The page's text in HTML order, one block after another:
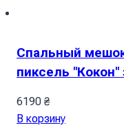
Спальный
пиксель
6190 ₴
В корзину